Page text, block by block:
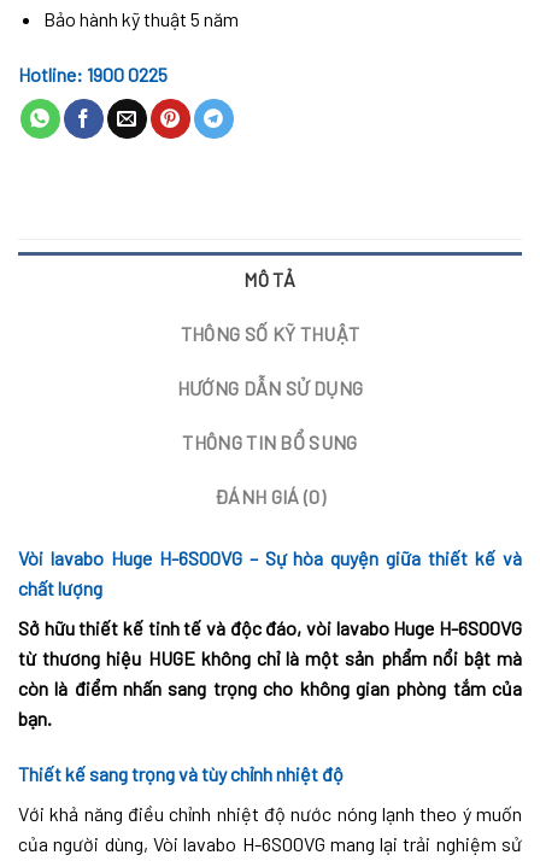
Bảo hành kỹ thuật 5 năm
Hotline: 1900 0225
MÔ TẢ
THÔNG SỐ KỸ THUẬT
HƯỚNG DẪN SỬ DỤNG
THÔNG TIN BỔ SUNG
ĐÁNH GIÁ (0)
Vòi lavabo Huge H-6S00VG – Sự hòa quyện giữa thiết kế và
chất lượng
Sở hữu thiết kế tinh tế và độc đáo, vòi lavabo Huge H-6S00VG
từ thương hiệu HUGE không chỉ là một sản phẩm nổi bật mà
còn là điểm nhấn sang trọng cho không gian phòng tắm của
bạn.
Thiết kế sang trọng và tùy chỉnh nhiệt độ
Với khả năng điều chỉnh nhiệt độ nước nóng lạnh theo ý muốn
của người dùng, Vòi lavabo H-6S00VG mang lại trải nghiệm sử